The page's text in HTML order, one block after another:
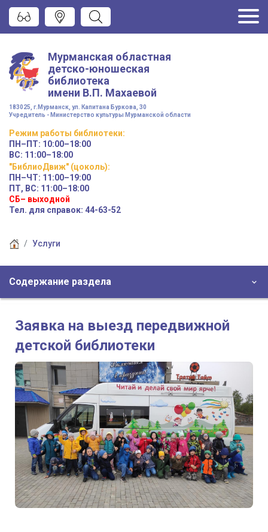
Мурманская областная
детско-юношеская
библиотека
имени В.П. Махаевой
183025, г.Мурманск, ул. Капитана Буркова, 30
Учредитель - Министерство культуры Мурманской области
Режим работы библиотеки:
ПН–ПТ: 10:00–18:00
ВС: 11:00–18:00
"БиблиоДвиж" (цоколь):
ПН–ЧТ: 11:00–19:00
ПТ, ВС: 11:00–18:00
СБ– выходной
Тел. для справок: 44-63-52
Услуги
Содержание раздела
Заявка на выезд передвижной
детской библиотеки